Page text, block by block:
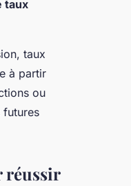
taux
taux
à partir
ou
futures
réussir